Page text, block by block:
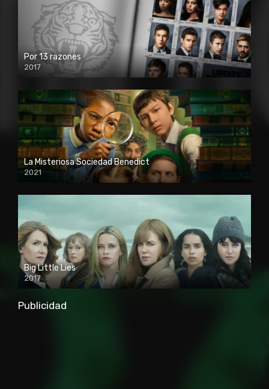
Por 13 razones
2017
La Misteriosa Sociedad Benedict
2021
Big Little Lies
2017
Publicidad